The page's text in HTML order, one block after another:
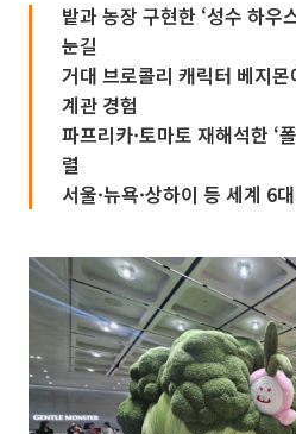
밭과 농장 구현한 ‘성수 하
눈길
거대 브로콜리 캐릭터 베지
계관 경험
파프리카·토마토 재해석한 ‘
렬
서울·뉴욕·상하이 등 세계 6